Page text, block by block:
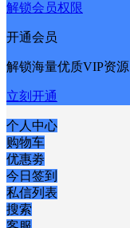
解锁会员权限
开通会员
解锁海量优质VIP资源
立刻开通
个人中心
购物车
优惠劵
今日签到
私信列表
搜索